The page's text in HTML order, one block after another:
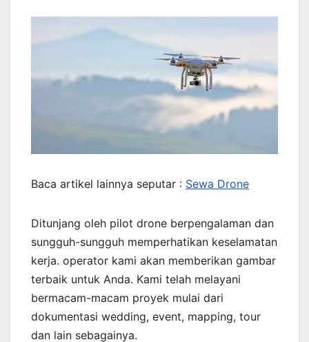
Baca artikel lainnya seputar : Sewa Drone
Ditunjang oleh pilot drone berpengalaman dan
sungguh-sungguh memperhatikan keselamatan
kerja. operator kami akan memberikan gambar
terbaik untuk Anda. Kami telah melayani
bermacam-macam proyek mulai dari
dokumentasi wedding, event, mapping, tour
dan lain sebagainya.